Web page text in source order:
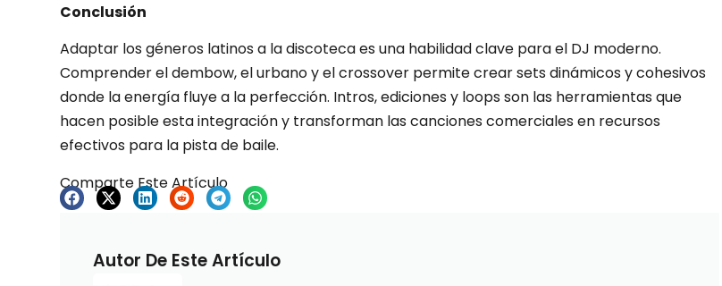
Conclusión
Adaptar los géneros latinos a la discoteca es una habilidad clave para el DJ moderno.
Comprender el dembow, el urbano y el crossover permite crear sets dinámicos y cohesivos
donde la energía fluye a la perfección. Intros, ediciones y loops son las herramientas que
hacen posible esta integración y transforman las canciones comerciales en recursos
efectivos para la pista de baile.
Comparte Este Artículo
Autor De Este Artículo